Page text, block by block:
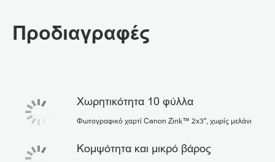
Προδιαγραφές
Προδιαγραφές
Χωρητικότητα 10 φύλλα
Φωτογραφικό χαρτί Canon Zink™ 2x3", χωρίς μελάνι
Κομψότητα και μικρό βάρος